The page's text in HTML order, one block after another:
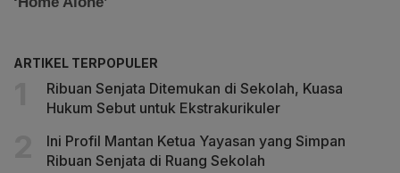
ARTIKEL TERPOPULER
Ribuan Senjata Ditemukan di Sekolah, Kuasa
Hukum Sebut untuk Ekstrakurikuler
Ini Profil Mantan Ketua Yayasan yang Simpan
Ribuan Senjata di Ruang Sekolah